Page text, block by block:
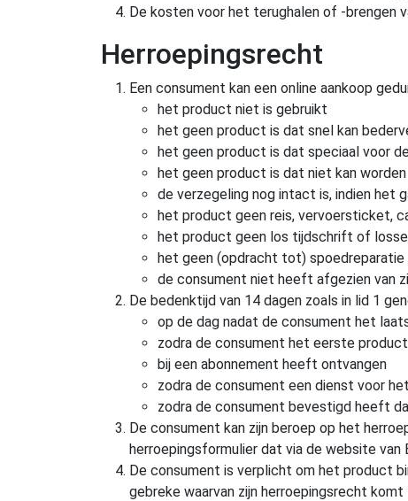
De kosten voor het terughalen of -brengen
Herroepingsrecht
Een consument kan een online aankoop
het product niet is gebruikt
het geen product is dat snel kan
het geen product is dat speciaal voor
het geen product is dat niet kan
de verzegeling nog intact is, indien het
het product geen reis, vervoersticket,
het product geen los tijdschrift of
het geen (opdracht tot)
de consument niet heeft afgezien van
De bedenktijd van 14 dagen zoals in lid 1
op de dag nadat de consument het
zodra de consument het eerste product
bij een abonnement heeft ontvangen
zodra de consument een dienst voor
zodra de consument bevestigd heeft
De consument kan zijn beroep op het
herroepingsformulier dat via de website van
De consument is verplicht om het product
gebreke waarvan zijn herroepingsrecht komt